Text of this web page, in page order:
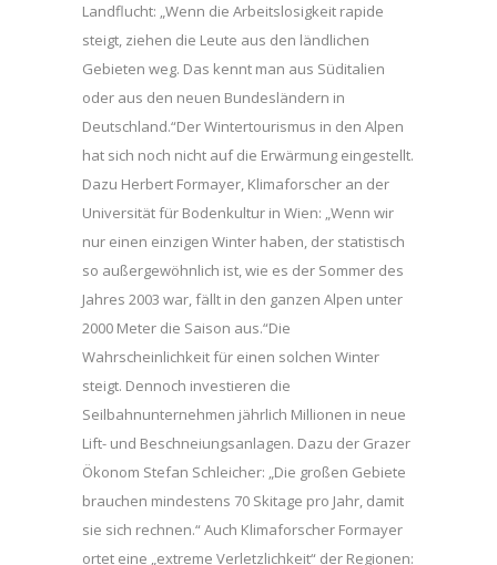
Landflucht: „Wenn die Arbeitslosigkeit rapide
steigt, ziehen die Leute aus den ländlichen
Gebieten weg. Das kennt man aus Süditalien
oder aus den neuen Bundesländern in
Deutschland.“Der Wintertourismus in den Alpen
hat sich noch nicht auf die Erwärmung eingestellt.
Dazu Herbert Formayer, Klimaforscher an der
Universität für Bodenkultur in Wien: „Wenn wir
nur einen einzigen Winter haben, der statistisch
so außergewöhnlich ist, wie es der Sommer des
Jahres 2003 war, fällt in den ganzen Alpen unter
2000 Meter die Saison aus.“Die
Wahrscheinlichkeit für einen solchen Winter
steigt. Dennoch investieren die
Seilbahnunternehmen jährlich Millionen in neue
Lift- und Beschneiungsanlagen. Dazu der Grazer
Ökonom Stefan Schleicher: „Die großen Gebiete
brauchen mindestens 70 Skitage pro Jahr, damit
sie sich rechnen.“ Auch Klimaforscher Formayer
ortet eine „extreme Verletzlichkeit“ der Regionen: